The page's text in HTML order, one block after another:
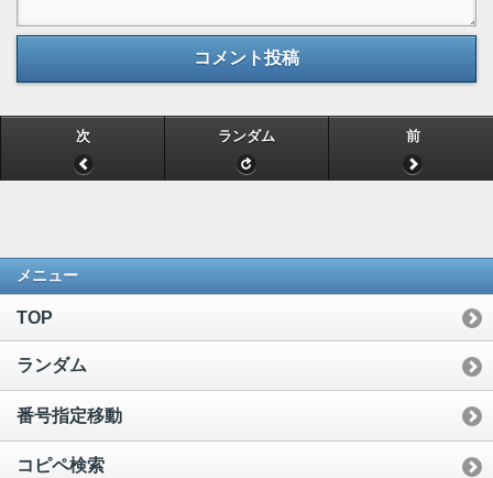
コメント投稿
次 ランダム 前
メニュー
TOP
ランダム
番号指定移動
コピペ検索